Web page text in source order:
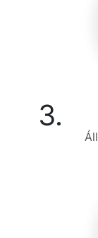
3.